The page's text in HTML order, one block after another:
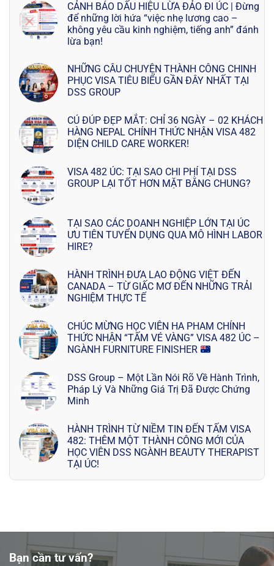
CẢNH BÁO DẤU HIỆU LỪA ĐẢO ĐI ÚC | Đừng
để những lời hứa “việc nhẹ lương cao –
không yêu cầu kinh nghiệm, tiếng anh” đánh
lừa bạn!
NHỮNG CÂU CHUYỆN THÀNH CÔNG CHINH
PHỤC VISA TIÊU BIỂU GẦN ĐÂY NHẤT TẠI
DSS GROUP
CÚ ĐÚP ĐẸP MẮT: CHỈ 36 NGÀY – 02 KHÁCH
HÀNG NEPAL CHÍNH THỨC NHẬN VISA 482
DIỆN CHILD CARE WORKER!
VISA 482 ÚC: TẠI SAO CHI PHÍ TẠI DSS
GROUP LẠI TỐT HƠN MẶT BẰNG CHUNG?
TẠI SAO CÁC DOANH NGHIỆP LỚN TẠI ÚC
ƯU TIÊN TUYỂN DỤNG QUA MÔ HÌNH LABOR
HIRE?
HÀNH TRÌNH ĐƯA LAO ĐỘNG VIỆT ĐẾN
CANADA – TỪ GIẤC MƠ ĐẾN NHỮNG TRẢI
NGHIỆM THỰC TẾ
CHÚC MỪNG HỌC VIÊN HA PHAM CHÍNH
THỨC NHẬN “TẤM VÉ VÀNG” VISA 482 ÚC –
NGÀNH FURNITURE FINISHER
DSS Group – Một Lần Nói Rõ Về Hành Trình,
Pháp Lý Và Những Giá Trị Đã Được Chứng
Minh
HÀNH TRÌNH TỪ NIỀM TIN ĐẾN TẤM VISA
482: THÊM MỘT THÀNH CÔNG MỚI CỦA
HỌC VIÊN DSS NGÀNH BEAUTY THERAPIST
TẠI ÚC!
Bạn cần tư vấn?